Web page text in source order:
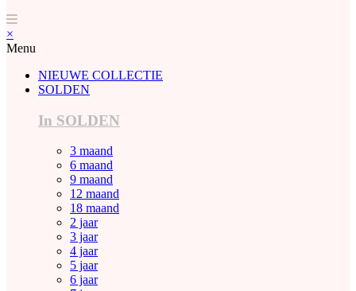
×
Menu
NIEUWE COLLECTIE
SOLDEN
In SOLDEN
3 maand
6 maand
9 maand
12 maand
18 maand
2 jaar
3 jaar
4 jaar
5 jaar
6 jaar